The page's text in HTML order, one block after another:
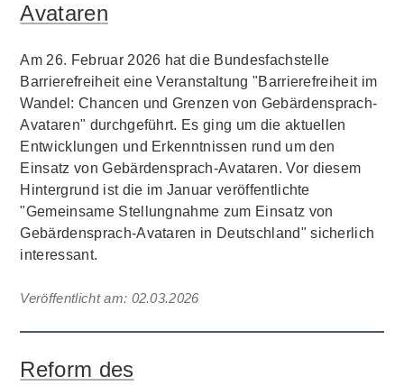
Avataren
Am 26. Februar 2026 hat die Bundesfachstelle
Barrierefreiheit eine Veranstaltung "Barrierefreiheit im
Wandel: Chancen und Grenzen von Gebärdensprach-
Avataren" durchgeführt. Es ging um die aktuellen
Entwicklungen und Erkenntnissen rund um den
Einsatz von Gebärdensprach-Avataren. Vor diesem
Hintergrund ist die im Januar veröffentlichte
"Gemeinsame Stellungnahme zum Einsatz von
Gebärdensprach-Avataren in Deutschland" sicherlich
interessant.
Veröffentlicht am: 02.03.2026
Reform des